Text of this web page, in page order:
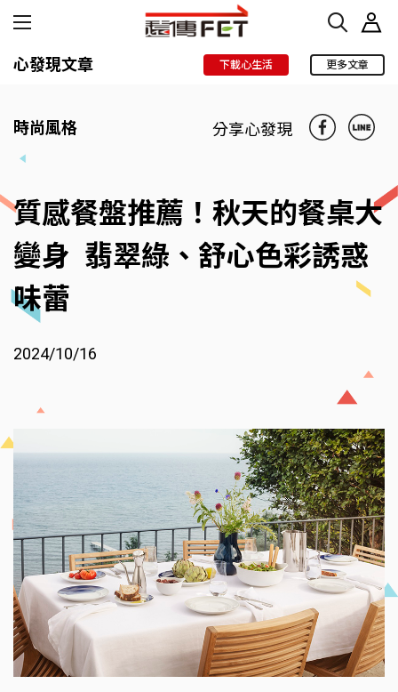
心發現文章 下載心生活 更多文章
時尚風格 分享心發現
質感餐盤推薦！秋天的餐桌大
變身 翡翠綠、舒心色彩誘惑
味蕾
2024/10/16